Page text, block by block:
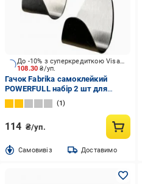
108.30₴/уп.
До -10% з суперкредиткою Visa Вигода
Гачок Fabrika самоклейкий
POWERFULL набір 2 шт для
меблів та ванної кімнати
1
114 ₴/уп.
Cамовивіз Доставимо